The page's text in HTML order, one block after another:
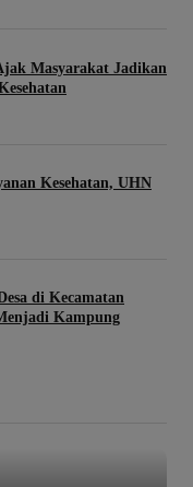
Masyarakat Jadikan
Kesehatan, UHN
di Kecamatan
Kampung